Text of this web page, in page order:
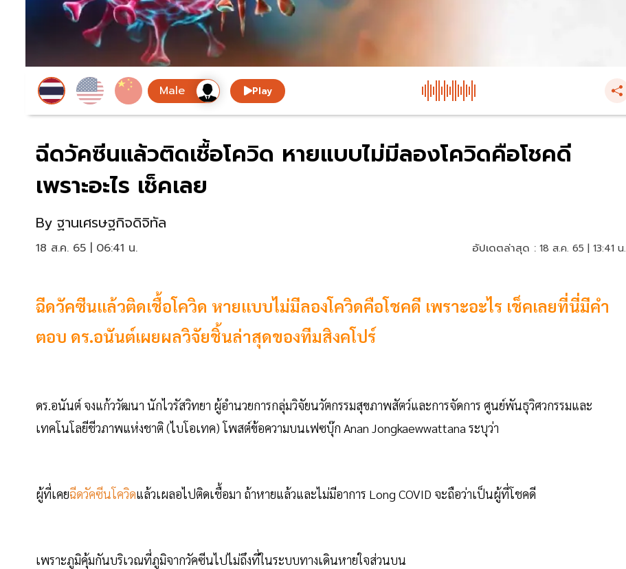
Play
ฉีดวัคซีนแล้วติดเชื้อโควิด หายแบบไม่มีลองโควิดคือโชคดี
เพราะอะไร เช็คเลย
By ฐานเศรษฐกิจดิจิทัล
18 ส.ค. 65 | 06:41 น. อัปเดตล่าสุด : 18 ส.ค. 65 | 13:41 น.
ฉีดวัคซีนแล้วติดเชื้อโควิด หายแบบไม่มีลองโควิดคือโชคดี เพราะอะไร เช็คเลยที่นี่มีคำ
ตอบ ดร.อนันต์เผยผลวิจัยชิ้นล่าสุดของทีมสิงคโปร์
ดร.อนันต์ จงแก้ววัฒนา นักไวรัสวิทยา ผู้อำนวยการกลุ่มวิจัยนวัตกรรมสุขภาพสัตว์และการจัดการ ศูนย์พันธุวิศวกรรมและ
เทคโนโลยีชีวภาพแห่งชาติ (ไบโอเทค) โพสต์ข้อความบนเฟซบุ๊ก Anan Jongkaewwattana ระบุว่า
ผู้ที่เคยฉีดวัคซีนโควิดแล้วเผลอไปติดเชื้อมา ถ้าหายแล้วและไม่มีอาการ Long COVID จะถือว่าเป็นผู้ที่โชคดี
เพราะภูมิคุ้มกันบริเวณที่ภูมิจากวัคซีนไปไม่ถึงที่ในระบบทางเดินหายใจส่วนบน